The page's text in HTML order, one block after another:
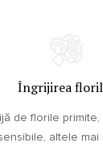
Îngrijirea
de florile
altele mai